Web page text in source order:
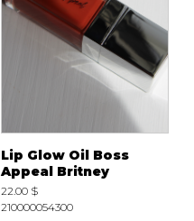
Lip Glow Oil Boss
Appeal Britney
22.00 $
210000054300